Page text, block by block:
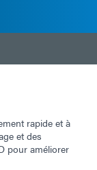
rapide et à
et des
pour améliorer